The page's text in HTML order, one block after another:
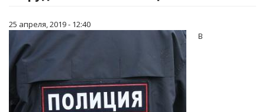
25 апреля, 2019 - 12:40
В